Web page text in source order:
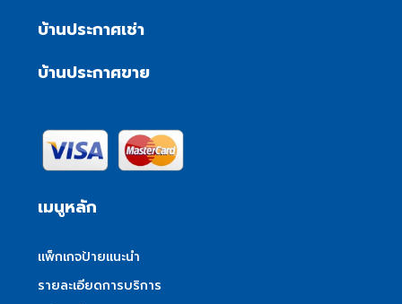
บ้านประกาศเช่า
บ้านประกาศขาย
เมนูหลัก
แพ็กเกจป้ายแนะนำ
รายละเอียดการบริการ